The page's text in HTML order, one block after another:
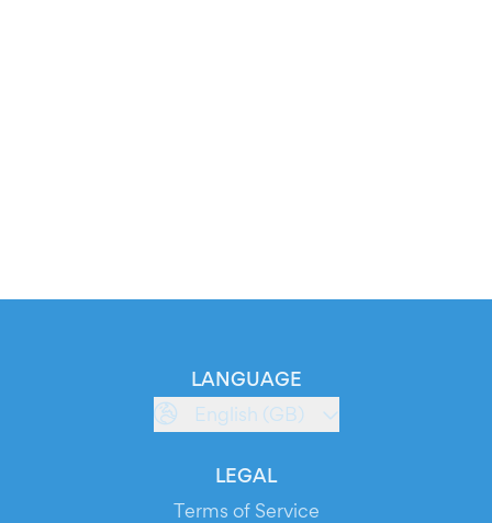
LANGUAGE
English (GB)
LEGAL
Terms of Service